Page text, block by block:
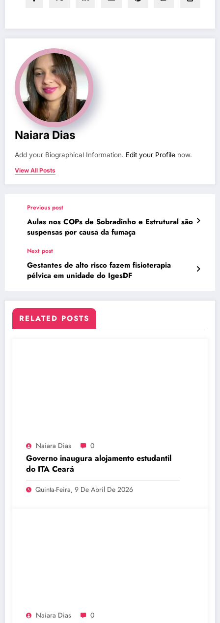
Naiara Dias
Add your Biographical Information. Edit your Profile now.
View All Posts
Previous post
Aulas nos COPs de Sobradinho e Estrutural são
suspensas por causa da fumaça
Next post
Gestantes de alto risco fazem fisioterapia
pélvica em unidade do IgesDF
RELATED POSTS
Naiara Dias 0
Governo inaugura alojamento estudantil
do ITA Ceará
Quinta-Feira, 9 De Abril De 2026
Naiara Dias 0